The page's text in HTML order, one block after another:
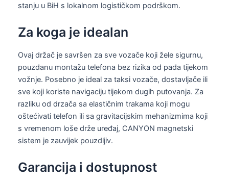
stanju u BiH s lokalnom logističkom podrškom.
Za koga je idealan
Ovaj držač je savršen za sve vozače koji žele sigurnu,
pouzdanu montažu telefona bez rizika od pada tijekom
vožnje. Posebno je ideal za taksi vozače, dostavljače ili
sve koji koriste navigaciju tijekom dugih putovanja. Za
razliku od drzača sa elastičnim trakama koji mogu
oštećivati telefon ili sa gravitacijskim mehanizmima koji
s vremenom loše drže uređaj, CANYON magnetski
sistem je zauvijek pouzdljiv.
Garancija i dostupnost